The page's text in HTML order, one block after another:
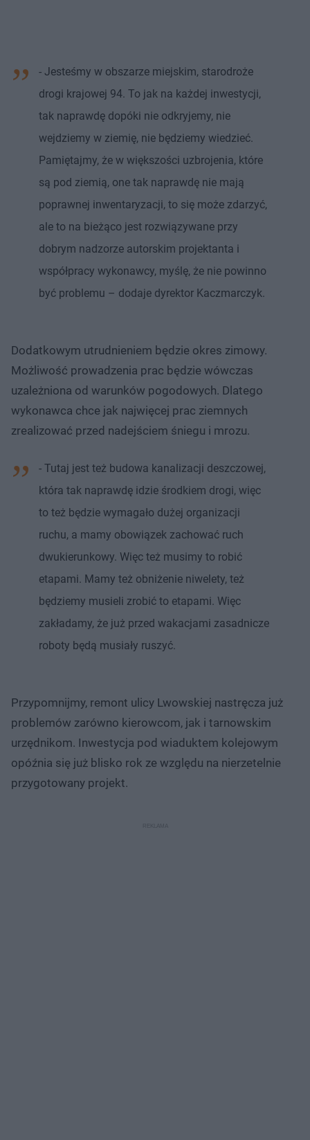
- Jesteśmy w obszarze miejskim, starodroże
drogi krajowej 94. To jak na każdej inwestycji,
tak naprawdę dopóki nie odkryjemy, nie
wejdziemy w ziemię, nie będziemy wiedzieć.
Pamiętajmy, że w większości uzbrojenia, które
są pod ziemią, one tak naprawdę nie mają
poprawnej inwentaryzacji, to się może zdarzyć,
ale to na bieżąco jest rozwiązywane przy
dobrym nadzorze autorskim projektanta i
współpracy wykonawcy, myślę, że nie powinno
być problemu – dodaje dyrektor Kaczmarczyk.
Dodatkowym utrudnieniem będzie okres zimowy.
Możliwość prowadzenia prac będzie wówczas
uzależniona od warunków pogodowych. Dlatego
wykonawca chce jak najwięcej prac ziemnych
zrealizować przed nadejściem śniegu i mrozu.
- Tutaj jest też budowa kanalizacji deszczowej,
która tak naprawdę idzie środkiem drogi, więc
to też będzie wymagało dużej organizacji
ruchu, a mamy obowiązek zachować ruch
dwukierunkowy. Więc też musimy to robić
etapami. Mamy też obniżenie niwelety, też
będziemy musieli zrobić to etapami. Więc
zakładamy, że już przed wakacjami zasadnicze
roboty będą musiały ruszyć.
Przypomnijmy, remont ulicy Lwowskiej nastręcza już
problemów zarówno kierowcom, jak i tarnowskim
urzędnikom. Inwestycja pod wiaduktem kolejowym
opóźnia się już blisko rok ze względu na nierzetelnie
przygotowany projekt.